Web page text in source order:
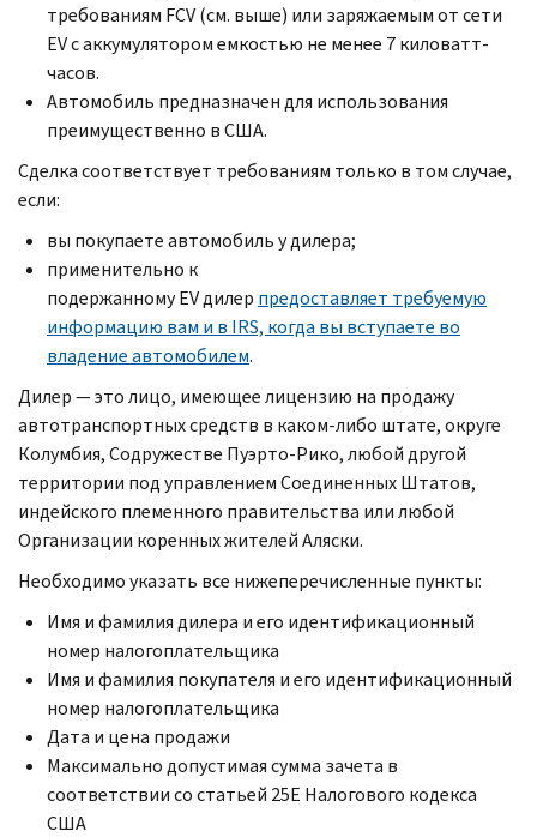
требованиям FCV(см. выше) или заряжаемым от сети
EVс аккумулятором емкостью не менее 7 киловатт-
часов.
Автомобиль предназначен для использования
преимущественно в США.
Сделка соответствует требованиям только в том случае,
если:
вы покупаете автомобиль у дилера;
применительно к
подержанномуEVдилер предоставляет требуемую
информацию вам и в IRS, когда вы вступаете во
владение автомобилем.
Дилер — это лицо, имеющее лицензию на продажу
автотранспортных средств в каком-либо штате, округе
Колумбия, Содружестве Пуэрто-Рико, любой другой
территории под управлением Соединенных Штатов,
индейского племенного правительства или любой
Организации коренных жителей Аляски.
Необходимо указать все нижеперечисленные пункты:
Имя и фамилия дилера и его идентификационный
номер налогоплательщика
Имя и фамилия покупателя и его идентификационный
номер налогоплательщика
Дата и цена продажи
Максимально допустимая сумма зачета в
соответствии со статьей 25E Налогового кодекса
США